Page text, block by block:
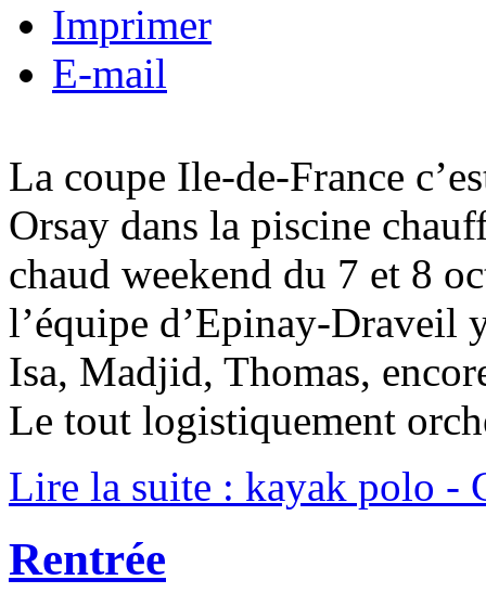
Imprimer
E-mail
La coupe Ile-de-France
Orsay dans la piscine
chaud weekend du 7 et 8
l’équipe d’Epinay-Draveil
Isa, Madjid, Thomas,
Le tout logistiquement
Lire la suite : kayak polo -
Rentrée